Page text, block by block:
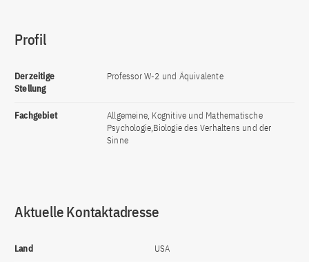
Profil
Derzeitige
Stellung
Professor W-2 und Äquivalente
Fachgebiet
Allgemeine, Kognitive und Mathematische
Psychologie,Biologie des Verhaltens und der
Sinne
Aktuelle Kontaktadresse
Land USA